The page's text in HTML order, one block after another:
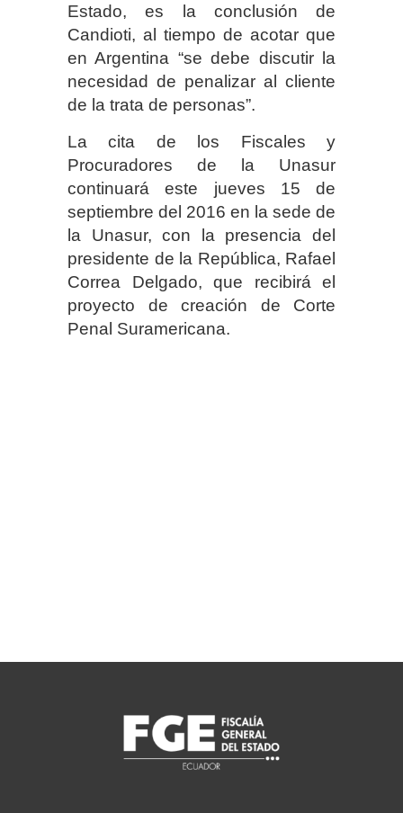
Estado, es la conclusión de
Candioti, al tiempo de acotar que
en Argentina “se debe discutir la
necesidad de penalizar al cliente
de la trata de personas”.
La cita de los Fiscales y
Procuradores de la Unasur
continuará este jueves 15 de
septiembre del 2016 en la sede de
la Unasur, con la presencia del
presidente de la República, Rafael
Correa Delgado, que recibirá el
proyecto de creación de Corte
Penal Suramericana.